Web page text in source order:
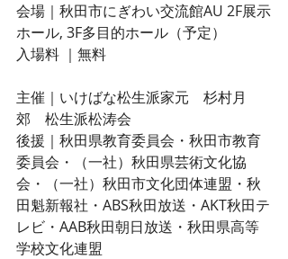
会場｜秋田市にぎわい交流館AU 2F展示
ホール, 3F多目的ホール（予定）
入場料 ｜無料
主催｜いけばな松生派家元　杉村月
郊　松生派松涛会
後援｜秋田県教育委員会・秋田市教育
委員会・（一社）秋田県芸術文化協
会・（一社）秋田市文化団体連盟・秋
田魁新報社・ABS秋田放送・AKT秋田テ
レビ・AAB秋田朝日放送・秋田県高等
学校文化連盟